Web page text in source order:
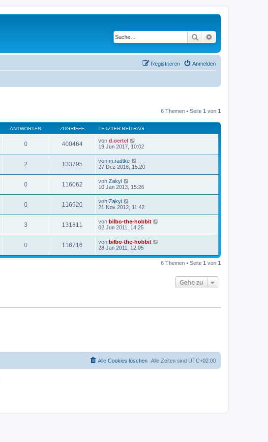
Suche
Anmelden
Registrieren
6 Themen • Seite 1 von 1
ANTWORTEN ZUGRIFFE LETZTER BEITRAG
0 400464 von d.oertel
19 Jun 2017, 10:02
2 133795 von m.radtke
27 Dez 2016, 15:20
0 116062 von Zakyl
10 Jan 2013, 15:26
0 116920 von Zakyl
21 Nov 2012, 11:42
3 131811 von bilbo-the-hobbit
02 Jun 2011, 14:25
0 116716 von bilbo-the-hobbit
28 Jan 2011, 12:05
6 Themen • Seite 1 von 1
Gehe zu
Alle Zeiten sind UTC+02:00
Alle Cookies löschen